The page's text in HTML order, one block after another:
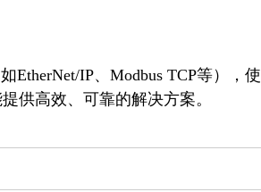
IP、Modbus TCP等），使
供高效、可靠的解决方案。